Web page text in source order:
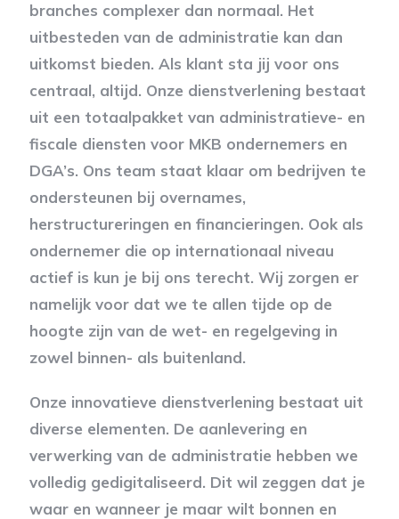
branches complexer dan normaal. Het
uitbesteden van de administratie kan dan
uitkomst bieden. Als klant sta jij voor ons
centraal, altijd. Onze dienstverlening bestaat
uit een totaalpakket van administratieve- en
fiscale diensten voor MKB ondernemers en
DGA’s. Ons team staat klaar om bedrijven te
ondersteunen bij overnames,
herstructureringen en financieringen. Ook als
ondernemer die op internationaal niveau
actief is kun je bij ons terecht. Wij zorgen er
namelijk voor dat we te allen tijde op de
hoogte zijn van de wet- en regelgeving in
zowel binnen- als buitenland.
Onze innovatieve dienstverlening bestaat uit
diverse elementen. De aanlevering en
verwerking van de administratie hebben we
volledig gedigitaliseerd. Dit wil zeggen dat je
waar en wanneer je maar wilt bonnen en